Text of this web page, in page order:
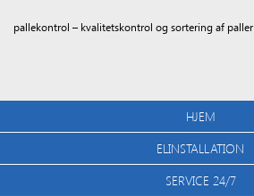
pallekontrol – kvalitetskontrol og sortering af paller
HJEM
ELINSTALLATION
SERVICE 24/7